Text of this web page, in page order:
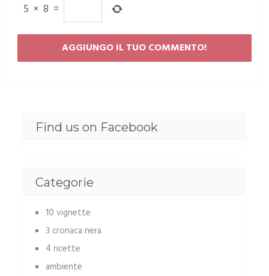
5 × 8 =
Find us on Facebook
Categorie
10 vignette
3 cronaca nera
4 ricette
ambiente